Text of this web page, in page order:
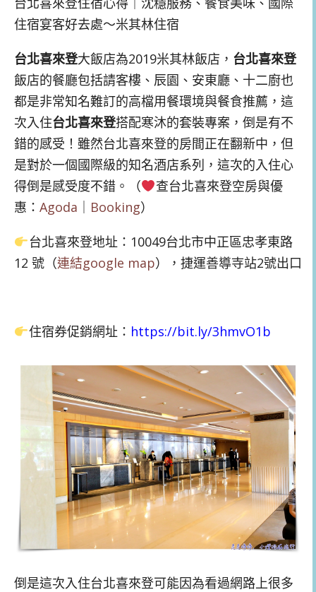
住宿宴客好去處～米其林住宿
台北喜來登大飯店為2019米其林飯店， 台北喜來登
飯店的餐廳包括請客樓、辰園、安東廳、十二廚也
都是非常知名難訂的高檔用餐環境與餐食推薦，這
次入住台北喜來登搭配寒沐的套裝專案，倒是有不
錯的感受！雖然台北喜來登的房間正在翻新中，但
是對於一個國際級的知名酒店系列，這次的入住心
得倒是感受度不錯。（
查台北喜來登空房與優
惠： Agoda Booking）
台北喜來登地址：10049台北市中正區忠孝東路
12 號（連結google map），捷運善導寺站2號出口
住宿券促銷網址： https://bit.ly/3hmvO1b
倒是這次入住台北喜來登可能因為看過網路上很多